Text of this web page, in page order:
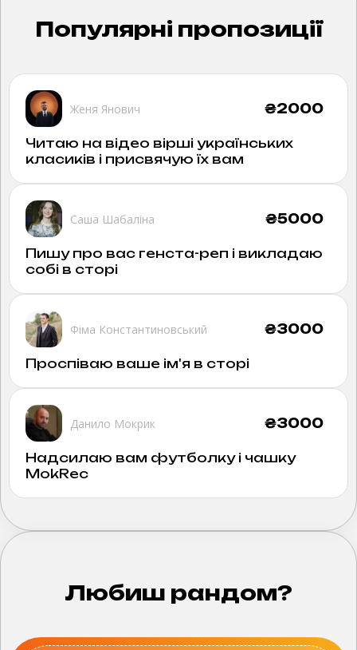
Популярні пропозиції
Женя Янович
Читаю на відео вірші українських
класиків і присвячую їх вам
₴2000
Саша Шабаліна
Пишу про вас генста-реп і викладаю
собі в сторі
₴5000
Фіма Константиновський
Проспіваю ваше ім'я в сторі
₴3000
Данило Мокрик
Надсилаю вам футболку і чашку
MokRec
₴3000
Любиш рандом?